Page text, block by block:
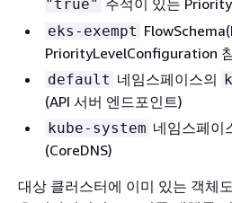
"true"
eks-exempt
PriorityLevelConfiguration
default 네임스페이스의
(API 서버 엔드포인트)
kube-system 네임스페이
(CoreDNS)
대상 클러스터에 이미 있는 객체